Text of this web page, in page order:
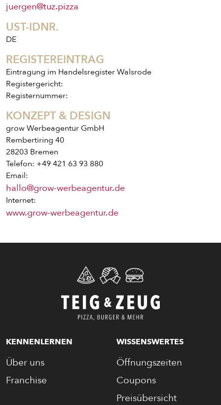
ENTDECKE UNSER ZEUG
PIZZA
BAGUETTE
PASTA
VEGI/VEGAN
juergen@tuz.pizza
UST-IDNR.
DE
REGISTEREINTRAG
Eintragung im Handelsregister Walsrode
Registergericht:
Registernummer:
KONZEPT & DESIGN
grow Werbeagentur GmbH
Rembertiring 40
28203 Bremen
Telefon: +49 421 63 93 880
Email:
hallo@grow-werbeagentur.de
Internet:
www.grow-werbeagentur.de
KENNENLERNEN
Über uns
Franchise
WISSENSWERTES
Öffnungszeiten
Coupons
Preisübersicht